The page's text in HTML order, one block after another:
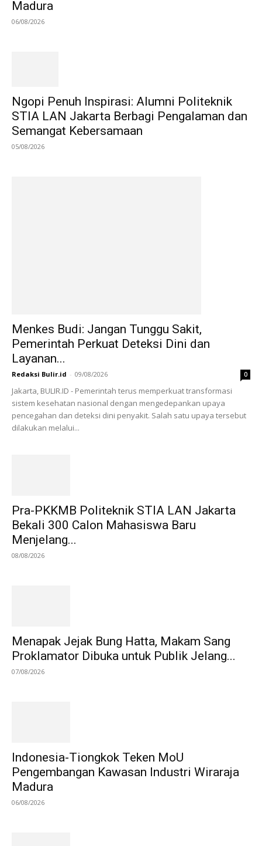
Madura
06/08/2026
Ngopi Penuh Inspirasi: Alumni Politeknik
STIA LAN Jakarta Berbagi Pengalaman dan
Semangat Kebersamaan
05/08/2026
Menkes Budi: Jangan Tunggu Sakit,
Pemerintah Perkuat Deteksi Dini dan
Layanan...
Redaksi Bulir.id - 09/08/2026 0
Jakarta, BULIR.ID - Pemerintah terus memperkuat transformasi
sistem kesehatan nasional dengan mengedepankan upaya
pencegahan dan deteksi dini penyakit. Salah satu upaya tersebut
dilakukan melalui...
Pra-PKKMB Politeknik STIA LAN Jakarta
Bekali 300 Calon Mahasiswa Baru
Menjelang...
08/08/2026
Menapak Jejak Bung Hatta, Makam Sang
Proklamator Dibuka untuk Publik Jelang...
07/08/2026
Indonesia-Tiongkok Teken MoU
Pengembangan Kawasan Industri Wiraraja
Madura
06/08/2026